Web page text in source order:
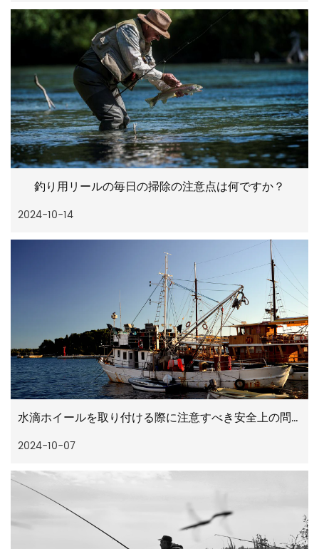
釣り用リールの毎日の掃除の注意点は何ですか？
2024-10-14
水滴ホイールを取り付ける際に注意すべき安全上の問題は何ですか
2024-10-07